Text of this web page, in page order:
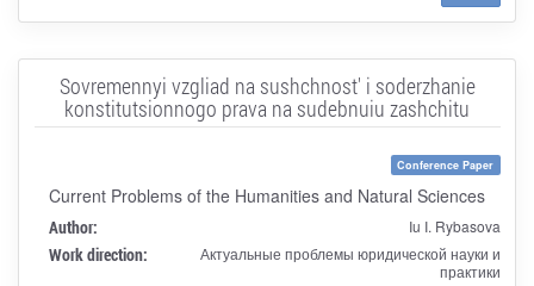
Sovremennyi vzgliad na sushchnost' i soderzhanie
konstitutsionnogo prava na sudebnuiu zashchitu
Conference Paper
Current Problems of the Humanities and Natural Sciences
Author: Iu I. Rybasova
Work direction:
Актуальные проблемы юридической науки и
практики